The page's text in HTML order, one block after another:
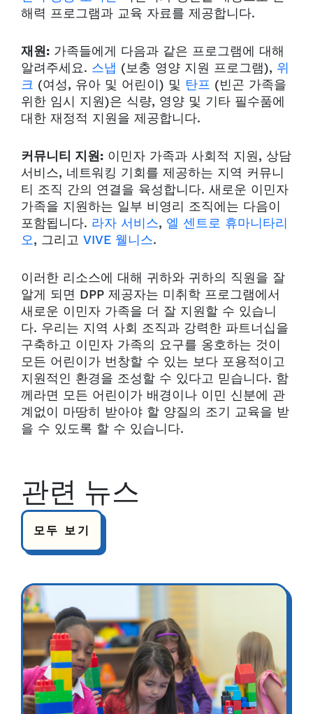
해력 프로그램과 교육 자료를 제공합니다.
재원: 가족들에게 다음과 같은 프로그램에 대해
알려주세요. 스냅 (보충 영양 지원 프로그램), 위
크 (여성, 유아 및 어린이) 및 탄프 (빈곤 가족을
위한 임시 지원)은 식량, 영양 및 기타 필수품에
대한 재정적 지원을 제공합니다.
커뮤니티 지원: 이민자 가족과 사회적 지원, 상담
서비스, 네트워킹 기회를 제공하는 지역 커뮤니
티 조직 간의 연결을 육성합니다. 새로운 이민자
가족을 지원하는 일부 비영리 조직에는 다음이
포함됩니다. 라자 서비스, 엘 센트로 휴마니타리
오, 그리고 VIVE 웰니스.
이러한 리소스에 대해 귀하와 귀하의 직원을 잘
알게 되면 DPP 제공자는 미취학 프로그램에서
새로운 이민자 가족을 더 잘 지원할 수 있습니
다. 우리는 지역 사회 조직과 강력한 파트너십을
구축하고 이민자 가족의 요구를 옹호하는 것이
모든 어린이가 번창할 수 있는 보다 포용적이고
지원적인 환경을 조성할 수 있다고 믿습니다. 함
께라면 모든 어린이가 배경이나 이민 신분에 관
계없이 마땅히 받아야 할 양질의 조기 교육을 받
을 수 있도록 할 수 있습니다.
관련 뉴스
모두 보기